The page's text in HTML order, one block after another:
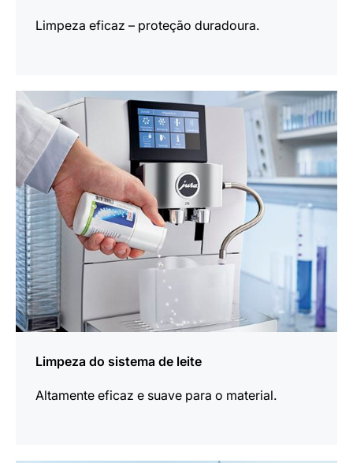
Limpeza eficaz – proteção duradoura.
Limpeza do sistema de leite
Altamente eficaz e suave para o material.
mais
informações